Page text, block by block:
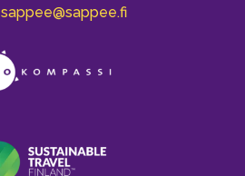
sappee@sappee.fi